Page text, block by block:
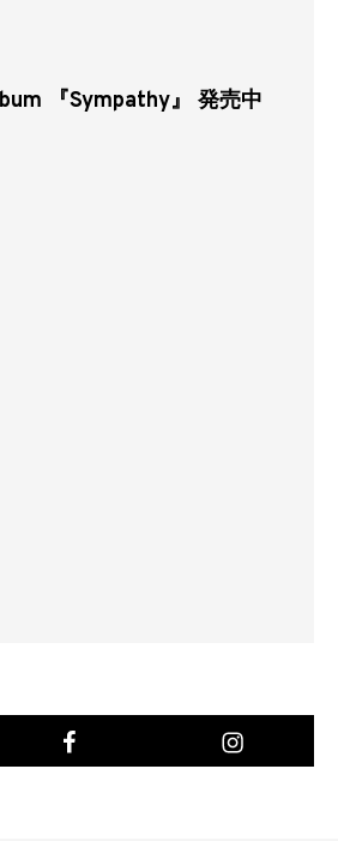
『Sympathy』 発売中